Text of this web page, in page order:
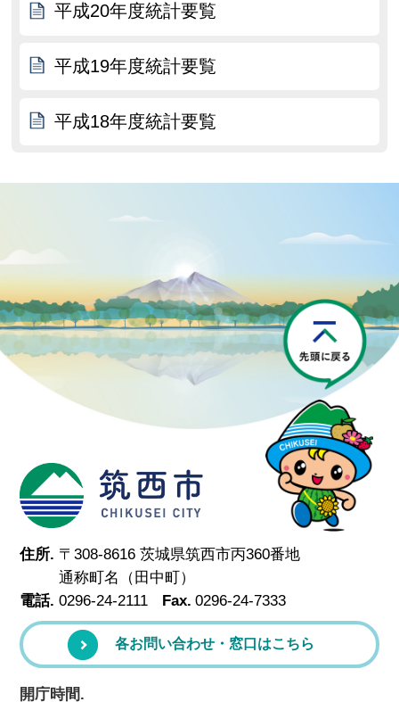
平成20年度統計要覧
平成19年度統計要覧
平成18年度統計要覧
筑西市
住所. 〒308-8616 茨城県筑西市丙360番地
通称町名（田中町）
電話. 0296-24-2111 Fax. 0296-24-7333
各お問い合わせ・窓口はこちら
開庁時間.